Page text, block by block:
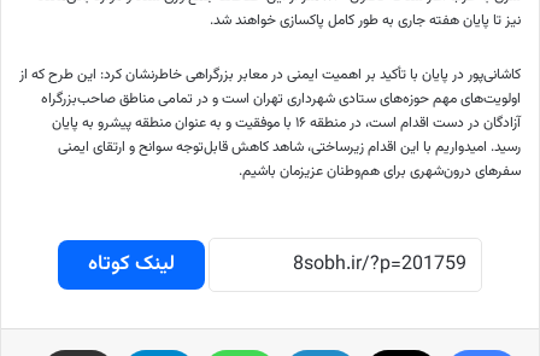
نیز تا پایان هفته جاری به طور کامل پاکسازی خواهند شد.
کاشانی‌پور در پایان با تأکید بر اهمیت ایمنی در معابر بزرگراهی خاطرنشان کرد: این طرح که از
اولویت‌های مهم حوزه‌های ستادی شهرداری تهران است و در تمامی مناطق صاحب‌بزرگراه
آزادگان در دست اقدام است، در منطقه ۱۶ با موفقیت و به عنوان منطقه پیشرو به پایان
رسید. امیدواریم با این اقدام زیرساختی، شاهد کاهش قابل‌توجه سوانح و ارتقای ایمنی
سفرهای درون‌شهری برای هم‌وطنان عزیزمان باشیم.
لینک کوتاه